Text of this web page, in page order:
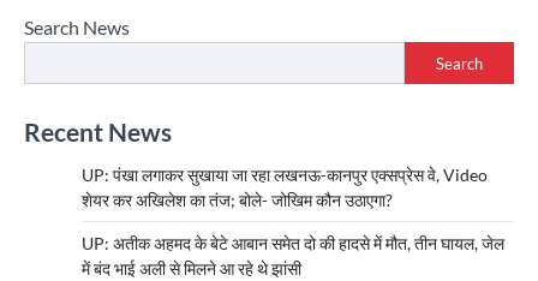
Search News
Search
Recent News
UP: पंखा लगाकर सुखाया जा रहा लखनऊ-कानपुर एक्सप्रेस वे, Video
शेयर कर अखिलेश का तंज; बोले- जोखिम कौन उठाएगा?
UP: अतीक अहमद के बेटे आबान समेत दो की हादसे में मौत, तीन घायल, जेल
में बंद भाई अली से मिलने आ रहे थे झांसी